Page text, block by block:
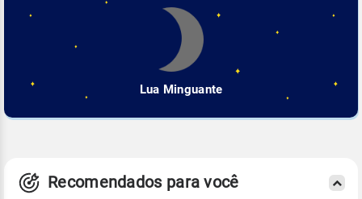
Lua Minguante
Recomendados para você